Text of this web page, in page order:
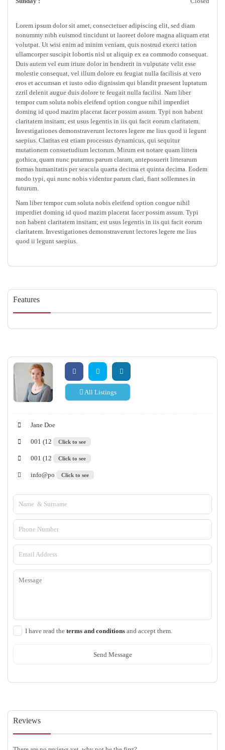
Lorem ipsum dolor sit amet, consectetuer adipiscing elit, sed diam
nonummy nibh euismod tincidunt ut laoreet dolore magna aliquam erat
volutpat. Ut wisi enim ad minim veniam, quis nostrud exerci tation
ullamcorper suscipit lobortis nisl ut aliquip ex ea commodo consequat.
Duis autem vel eum iriure dolor in hendrerit in vulputate velit esse
molestie consequat, vel illum dolore eu feugiat nulla facilisis at vero
eros et accumsan et iusto odio dignissim qui blandit praesent luptatum
zzril delenit augue duis dolore te feugait nulla facilisi. Nam liber
tempor cum soluta nobis eleifend option congue nihil imperdiet
doming id quod mazim placerat facer possim assum. Typi non habent
claritatem insitam; est usus legentis in iis qui facit eorum claritatem.
Investigationes demonstraverunt lectores legere me lius quod ii legunt
saepius. Claritas est etiam processus dynamicus, qui sequitur
mutationem consuetudium lectorum. Mirum est notare quam littera
gothica, quam nunc putamus parum claram, anteposuerit litterarum
formas humanitatis per seacula quarta decima et quinta decima. Eodem
modo typi, qui nunc nobis videntur parum clari, fiant sollemnes in
futurum.
Nam liber tempor cum soluta nobis eleifend option congue nihil
imperdiet doming id quod mazim placerat facer possim assum. Typi
non habent claritatem insitam; est usus legentis in iis qui facit eorum
claritatem. Investigationes demonstraverunt lectores legere me lius
quod ii legunt saepius.
Features
All Listings
Jane Doe
001 (12 Click to see
001 (12 Click to see
info@po Click to see
I have read the terms and conditions and accept them.
Send Message
Reviews